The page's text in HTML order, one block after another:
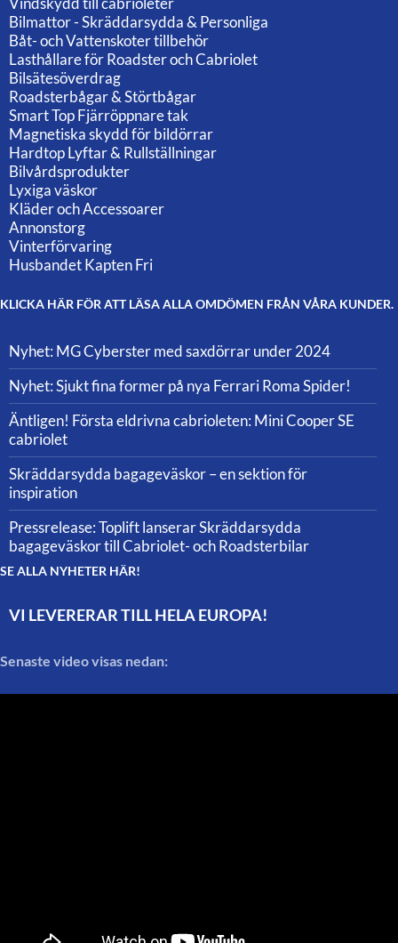
Bilmattor - Skräddarsydda & Personliga
Båt- och Vattenskoter tillbehör
Lasthållare för Roadster och Cabriolet
Bilsätesöverdrag
Roadsterbågar & Störtbågar
Smart Top Fjärröppnare tak
Magnetiska skydd för bildörrar
Hardtop Lyftar & Rullställningar
Bilvårdsprodukter
Lyxiga väskor
Kläder och Accessoarer
Annonstorg
Vinterförvaring
Husbandet Kapten Fri
KLICKA HÄR FÖR ATT LÄSA ALLA OMDÖMEN FRÅN VÅRA KUNDER.
Nyhet: MG Cyberster med saxdörrar under 2024
Nyhet: Sjukt fina former på nya Ferrari Roma Spider!
Äntligen! Första eldrivna cabrioleten: Mini Cooper SE
cabriolet
Skräddarsydda bagageväskor – en sektion för
inspiration
Pressrelease: Toplift lanserar Skräddarsydda
bagageväskor till Cabriolet- och Roadsterbilar
SE ALLA NYHETER HÄR!
VI LEVERERAR TILL HELA EUROPA!
Senaste video visas nedan: